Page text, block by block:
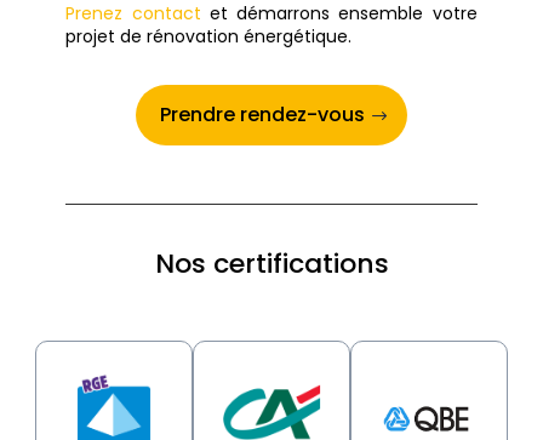
Prenez contact et démarrons ensemble votre
projet de rénovation énergétique.
Prendre rendez-vous
Nos certifications